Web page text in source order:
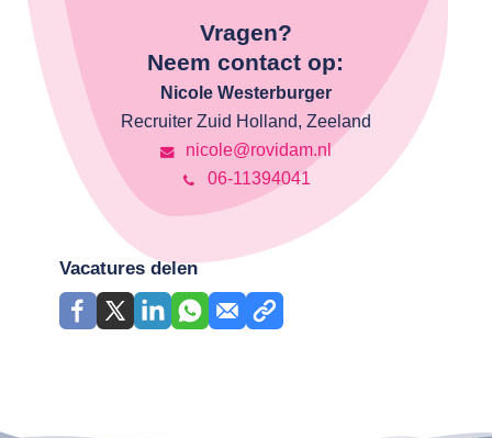
Vragen?
Neem contact op:
Nicole Westerburger
Recruiter Zuid Holland, Zeeland
nicole@rovidam.nl
06-11394041
Vacatures delen